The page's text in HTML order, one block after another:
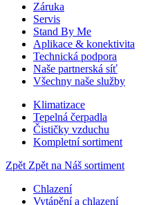
Záruka
Servis
Stand By Me
Aplikace & konektivita
Technická podpora
Naše partnerská síť
Všechny naše služby
Klimatizace
Tepelná čerpadla
Čističky vzduchu
Kompletní sortiment
Zpět Zpět na Náš sortiment
Chlazení
Vytápění a chlazení